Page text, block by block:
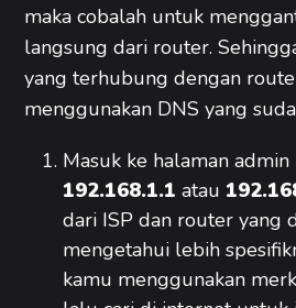
maka cobalah untuk
langsung dari router.
yang terhubung dengan
menggunakan DNS yang
Masuk ke halaman
192.168.1.1 atau
dari ISP dan router yang
mengetahui lebih
kamu menggunakan